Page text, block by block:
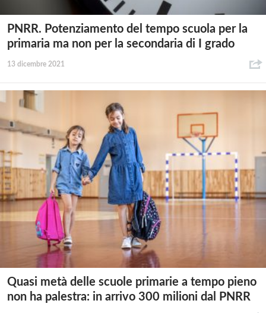
PNRR. Potenziamento del tempo scuola per la
primaria ma non per la secondaria di I grado
13 dicembre 2021
Quasi metà delle scuole primarie a tempo pieno
non ha palestra: in arrivo 300 milioni dal PNRR